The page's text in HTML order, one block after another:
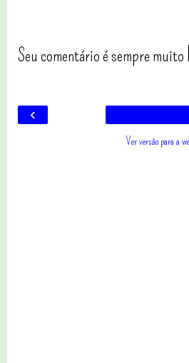
Seu comentário é sempre muito
‹
Ver versão para a